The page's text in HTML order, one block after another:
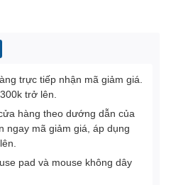
trực tiếp nhận mã giảm giá.
trở lên.
hàng theo dướng dẫn của
ngay mã giảm giá, áp dụng
pad và mouse không dây